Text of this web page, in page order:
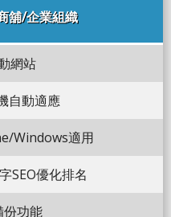
舖/企業組織
網站
自動適應
Windows適用
SEO優化排名
份功能